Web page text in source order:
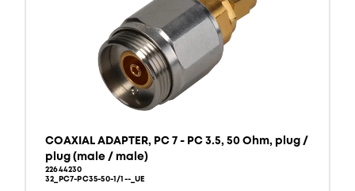
COAXIAL ADAPTER, PC 7 - PC 3.5, 50 Ohm, plug /
plug (male / male)
22644230
32_PC7-PC35-50-1/1--_UE